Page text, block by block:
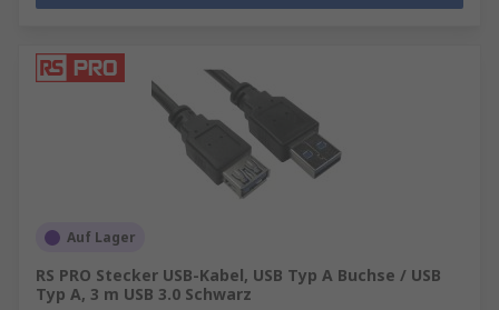
Auf Lager
RS PRO Stecker USB-Kabel, USB Typ A Buchse / USB
Typ A, 3 m USB 3.0 Schwarz